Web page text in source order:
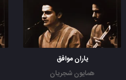
یاران موافق
همایون شجریان